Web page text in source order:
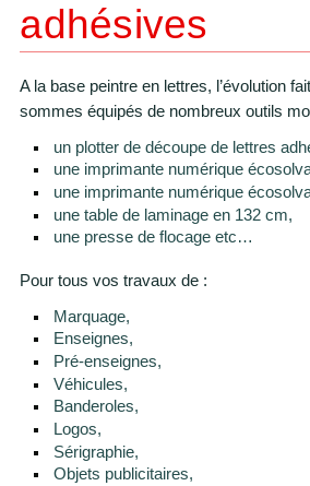
adhésives
A la base peintre en lettres, l’évolution
sommes équipés de nombreux outils
un plotter de découpe de lettres
une imprimante numérique
une imprimante numérique
une table de laminage en 132 cm,
une presse de flocage etc…
Pour tous vos travaux de :
Marquage,
Enseignes,
Pré-enseignes,
Véhicules,
Banderoles,
Logos,
Sérigraphie,
Objets publicitaires,